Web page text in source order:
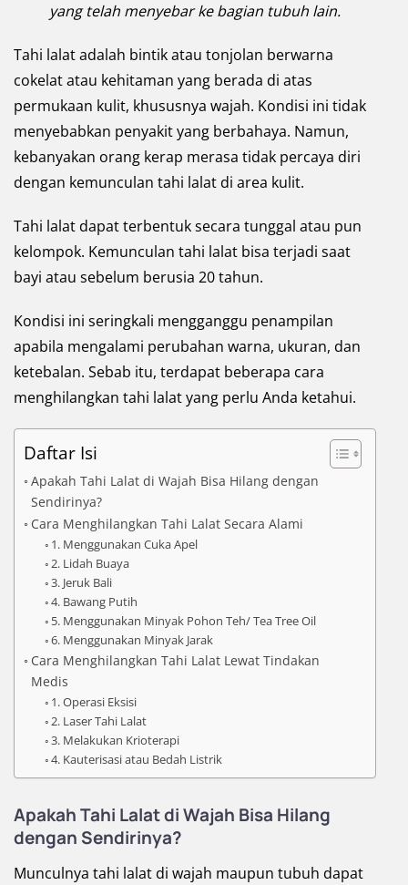
yang telah menyebar ke bagian tubuh lain.
Tahi lalat adalah bintik atau tonjolan berwarna
cokelat atau kehitaman yang berada di atas
permukaan kulit, khususnya wajah. Kondisi ini tidak
menyebabkan penyakit yang berbahaya. Namun,
kebanyakan orang kerap merasa tidak percaya diri
dengan kemunculan tahi lalat di area kulit.
Tahi lalat dapat terbentuk secara tunggal atau pun
kelompok. Kemunculan tahi lalat bisa terjadi saat
bayi atau sebelum berusia 20 tahun.
Kondisi ini seringkali mengganggu penampilan
apabila mengalami perubahan warna, ukuran, dan
ketebalan. Sebab itu, terdapat beberapa cara
menghilangkan tahi lalat yang perlu Anda ketahui.
Daftar Isi
Apakah Tahi Lalat di Wajah Bisa Hilang dengan
Sendirinya?
Cara Menghilangkan Tahi Lalat Secara Alami
1. Menggunakan Cuka Apel
2. Lidah Buaya
3. Jeruk Bali
4. Bawang Putih
5. Menggunakan Minyak Pohon Teh/ Tea Tree Oil
6. Menggunakan Minyak Jarak
Cara Menghilangkan Tahi Lalat Lewat Tindakan
Medis
1. Operasi Eksisi
2. Laser Tahi Lalat
3. Melakukan Krioterapi
4. Kauterisasi atau Bedah Listrik
Apakah Tahi Lalat di Wajah Bisa Hilang
dengan Sendirinya?
Munculnya tahi lalat di wajah maupun tubuh dapat